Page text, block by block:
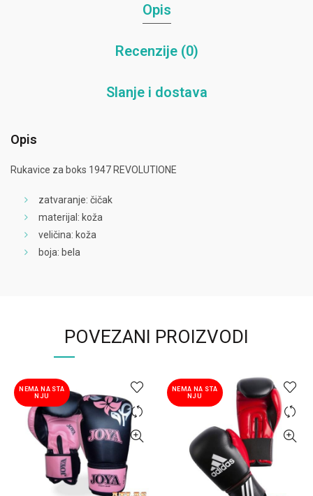
Opis
Recenzije (0)
Slanje i dostava
Opis
Rukavice za boks 1947 REVOLUTIONE
zatvaranje: čičak
materijal: koža
veličina: koža
boja: bela
POVEZANI PROIZVODI
NEMA NA STA
NJU
NEMA NA STA
NJU